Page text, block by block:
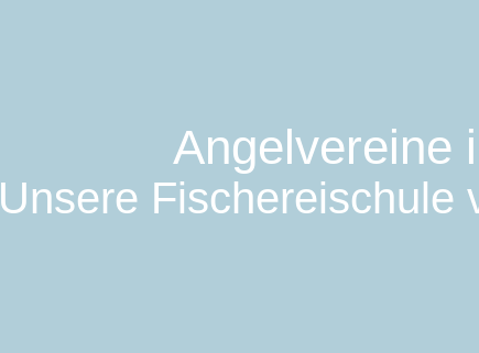
Angelvereine
Unsere Fischereischule